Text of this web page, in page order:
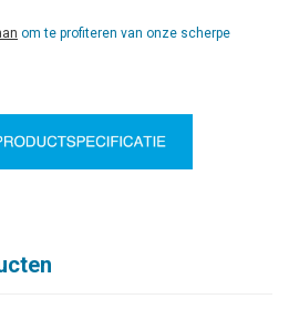
om te profiteren van onze scherpe